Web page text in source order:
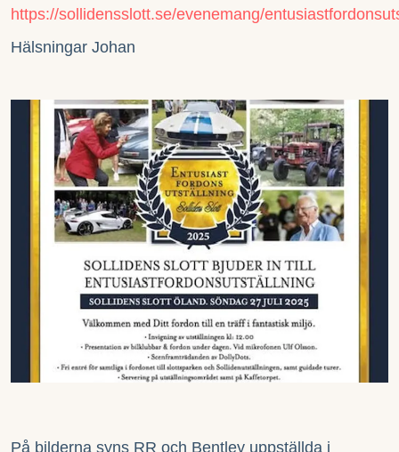
https://sollidensslott.se/evenemang/
Hälsningar Johan
På bilderna syns RR och Bentley uppställda i